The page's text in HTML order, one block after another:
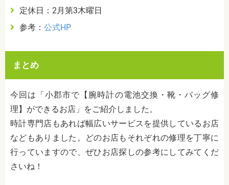
定休日：2月第3木曜日
参考： 公式HP
まとめ
今回は「小郡市で【腕時計の電池交換・靴・バッグ修
理】ができるお店」をご紹介しました。
時計専門店もあれば幅広いサービスを提供しているお店
などもありました。どのお店もそれぞれの修理を丁寧に
行っていますので、ぜひお店探しの参考にしてみてくだ
さいね！